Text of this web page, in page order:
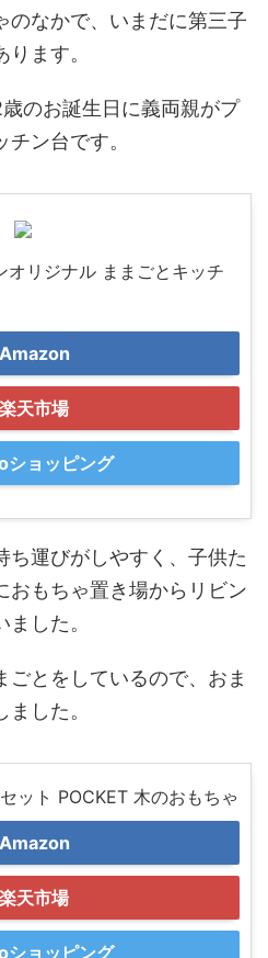
のなかで、いまだに第三子
ます。
のお誕生日に義両親がプ
ン台です。
オリジナル ままごとキッチ
Amazon
楽天市場
ショッピング
ち運びがしやすく、子供た
おもちゃ置き場からリビン
した。
ごとをしているので、おま
した。
ット POCKET 木のおもちゃ
Amazon
楽天市場
ショッピング